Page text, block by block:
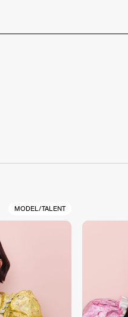
MODEL/TALENT